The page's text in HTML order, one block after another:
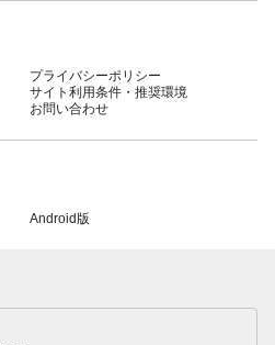
プライバシーポリシー
サイト利用条件・推奨環境
お問い合わせ
Android版